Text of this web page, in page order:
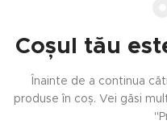
Coșul tău
Înainte de a continua
produse în coș. Vei găsi